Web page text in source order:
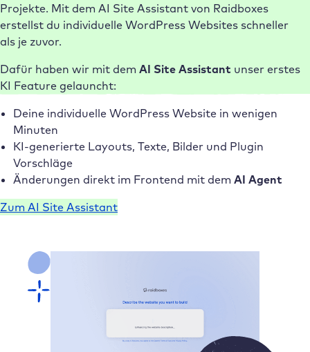
Projekte. Mit dem AI Site Assistant von Raidboxes
erstellst du individuelle WordPress Websites schneller
als je zuvor.
Dafür haben wir mit dem AI Site Assistant unser erstes
KI Feature gelauncht:
Deine individuelle WordPress Website in wenigen
Minuten
KI-generierte Layouts, Texte, Bilder und Plugin
Vorschläge
Änderungen direkt im Frontend mit dem AI Agent
Zum AI Site Assistant